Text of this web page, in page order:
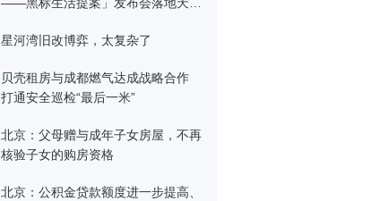
星河湾旧改博弈，太复杂了
贝壳租房与成都燃气达成战略合作
打通安全巡检“最后一米”
北京：父母赠与成年子女房屋，不再
核验子女的购房资格
北京：公积金贷款额度进一步提高、